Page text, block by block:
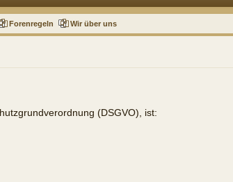
Forenregeln Wir über uns
(DSGVO), ist: